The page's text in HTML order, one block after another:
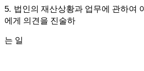
5. 법인의 재산상황과 업무에 관하여
에게 의견을 진술하
는 일